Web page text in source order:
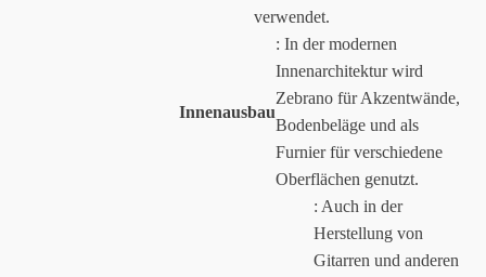
verwendet.
Innenausbau
: In der modernen
Innenarchitektur wird
Zebrano für Akzentwände,
Bodenbeläge und als
Furnier für verschiedene
Oberflächen genutzt.
: Auch in der
Herstellung von
Gitarren und anderen